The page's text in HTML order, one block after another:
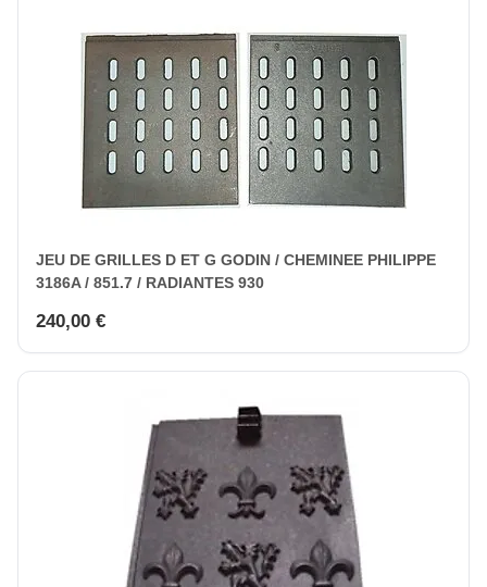
JEU DE GRILLES D ET G GODIN / CHEMINEE PHILIPPE
3186A / 851.7 / RADIANTES 930
240,00 €